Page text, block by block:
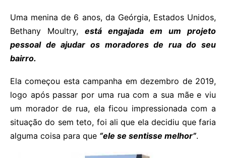
Uma menina de 6 anos, da Geórgia, Estados Unidos,
Bethany Moultry, está engajada em um projeto
pessoal de ajudar os moradores de rua do seu
bairro.
Ela começou esta campanha em dezembro de 2019,
logo após passar por uma rua com a sua mãe e viu
um morador de rua, ela ficou impressionada com a
situação do sem teto, foi ali que ela decidiu que faria
alguma coisa para que “ele se sentisse melhor”.